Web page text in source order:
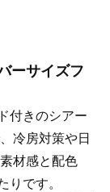
ーサイズフ
付きのシアー
冷房対策や日
材感と配色
りです。